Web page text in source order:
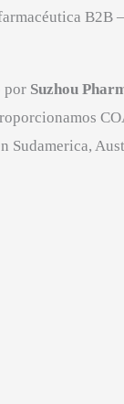
B2B
por Suzhou
Sudamerica,